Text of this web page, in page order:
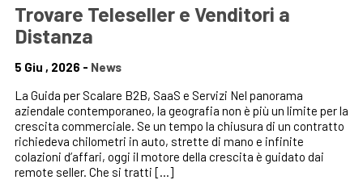
Trovare Teleseller e Venditori a
Distanza
5 Giu , 2026 - News
La Guida per Scalare B2B, SaaS e Servizi Nel panorama
aziendale contemporaneo, la geografia non è più un limite per la
crescita commerciale. Se un tempo la chiusura di un contratto
richiedeva chilometri in auto, strette di mano e infinite
colazioni d’affari, oggi il motore della crescita è guidato dai
remote seller. Che si tratti […]